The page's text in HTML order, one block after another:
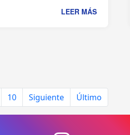
LEER MÁS
10 Siguiente Último